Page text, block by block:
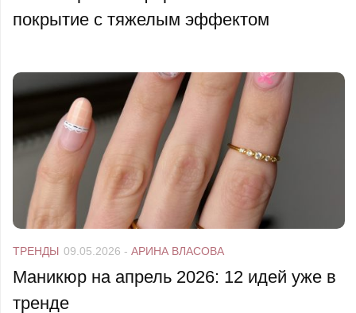
покрытие с тяжелым эффектом
ТРЕНДЫ 09.05.2026 - АРИНА ВЛАСОВА
Маникюр на апрель 2026: 12 идей уже в
тренде